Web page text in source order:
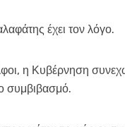
έχει τον λόγο.
η Κυβέρνηση
συμβιβασμό.